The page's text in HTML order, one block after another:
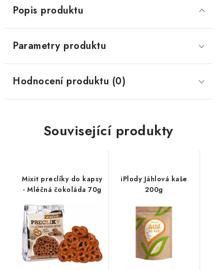
Popis produktu
Parametry produktu
Hodnocení produktu (0)
Související produkty
Mixit preclíky do kapsy
- Mléčná čokoláda 70g
iPlody Jáhlová kaše
200g